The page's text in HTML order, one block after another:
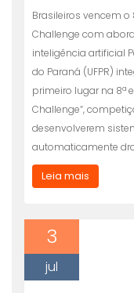
Brasileiros vencem
Challenge com
inteligência artificial
do Paraná (UFPR)
primeiro lugar na 8ª
Challenge“,
desenvolverem
automaticamente
Leia mais
3
jul